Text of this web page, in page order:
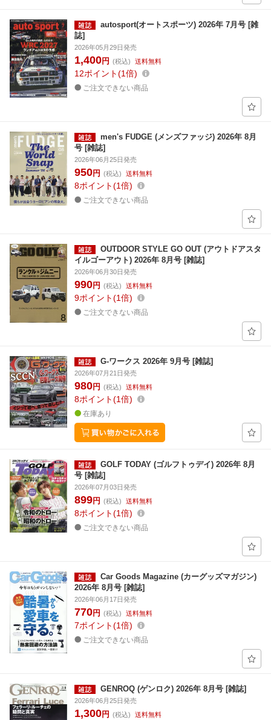
autosport(オートスポーツ) 2026年 7月号 [雑
誌]
2026年05月29日発売
1,400円 (税込) 送料無料
12ポイント 1倍
ご注文できない商品
men's FUDGE (メンズファッジ) 2026年 8月
号 [雑誌]
2026年06月25日発売
950円 (税込) 送料無料
8ポイント 1倍
ご注文できない商品
OUTDOOR STYLE GO OUT (アウトドアスタ
イルゴーアウト) 2026年 8月号 [雑誌]
2026年06月30日発売
990円 (税込) 送料無料
9ポイント 1倍
ご注文できない商品
G-ワークス 2026年 9月号 [雑誌]
2026年07月21日発売
980円 (税込) 送料無料
8ポイント 1倍
在庫あり
GOLF TODAY (ゴルフトゥデイ) 2026年 8月
号 [雑誌]
2026年07月03日発売
899円 (税込) 送料無料
8ポイント 1倍
ご注文できない商品
Car Goods Magazine (カーグッズマガジン)
2026年 8月号 [雑誌]
2026年06月17日発売
770円 (税込) 送料無料
7ポイント 1倍
ご注文できない商品
GENROQ (ゲンロク) 2026年 8月号 [雑誌]
2026年06月25日発売
1,300円 (税込) 送料無料